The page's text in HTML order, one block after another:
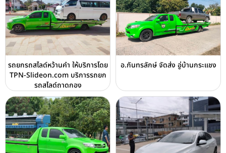
รถยกรถสไลด์หว้านคำ ให้บริการโดย
TPN-Slideon.com บริการรถยก
รถสไลด์ถาดกอง
อ.กันทรลักษ์ จัดส่ง อู่บ้านกระแชง